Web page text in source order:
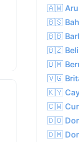
🇦🇼
🇧🇸
🇧🇧
🇧🇿
🇧🇲
🇻🇬
🇰🇾
🇨🇼
🇩🇴
🇩🇲